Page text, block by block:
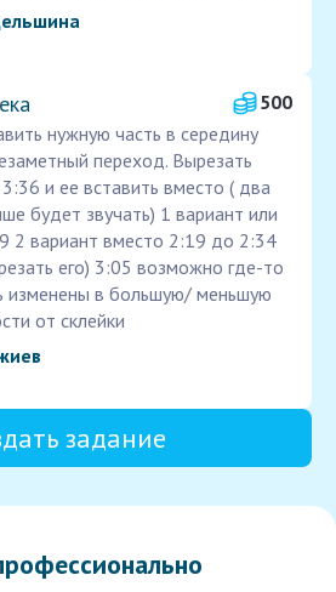
500
нужную часть в середину
переход. Вырезать
и ее вставить вместо ( два
будет звучать) 1 вариант или
2 вариант вместо 2:19 до 2:34
его) 3:05 возможно где-то
изменены в большую/ меньшую
от склейки
задание